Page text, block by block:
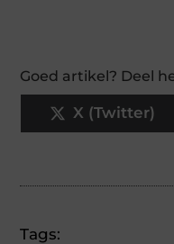
Goed artikel? Deel
X (Twitter)
Tags: